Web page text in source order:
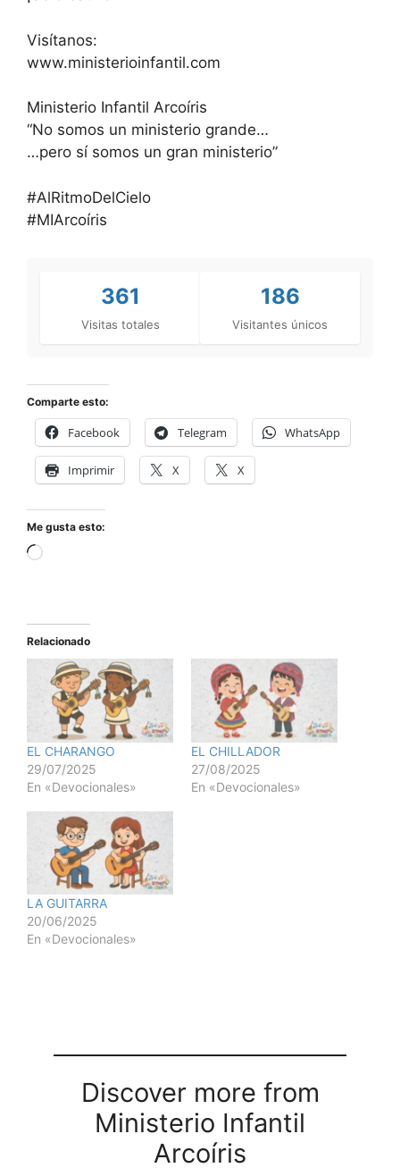
Visítanos:
www.ministerioinfantil.com
Ministerio Infantil Arcoíris
“No somos un ministerio grande…
…pero sí somos un gran ministerio”
#AlRitmoDelCielo
#MIArcoíris
361
Visitas totales
186
Visitantes únicos
Comparte esto:
Facebook Telegram WhatsApp
Imprimir X X
Me gusta esto:
Relacionado
EL CHARANGO
29/07/2025
En «Devocionales»
EL CHILLADOR
27/08/2025
En «Devocionales»
LA GUITARRA
20/06/2025
En «Devocionales»
Discover more from
Ministerio Infantil
Arcoíris